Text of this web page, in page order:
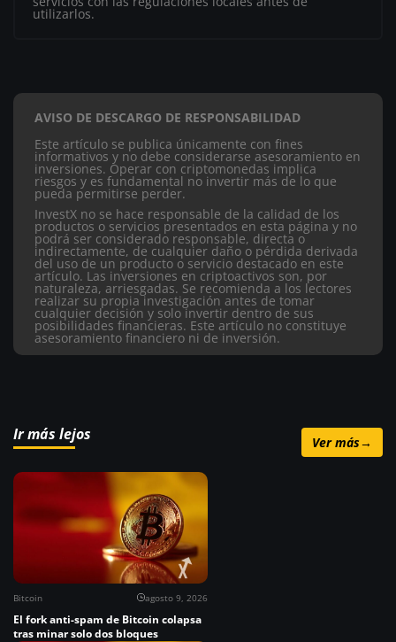
utilizarlos.
AVISO DE DESCARGO DE RESPONSABILIDAD
Este artículo se publica únicamente con fines
informativos y no debe considerarse asesoramiento en
inversiones. Operar con criptomonedas implica
riesgos y es fundamental no invertir más de lo que
pueda permitirse perder.
InvestX no se hace responsable de la calidad de los
productos o servicios presentados en esta página y no
podrá ser considerado responsable, directa o
indirectamente, de cualquier daño o pérdida derivada
del uso de un producto o servicio destacado en este
artículo. Las inversiones en criptoactivos son, por
naturaleza, arriesgadas. Se recomienda a los lectores
realizar su propia investigación antes de tomar
cualquier decisión y solo invertir dentro de sus
posibilidades financieras. Este artículo no constituye
asesoramiento financiero ni de inversión.
Ir más lejos Ver más→
Bitcoin agosto 9, 2026
El fork anti-spam de Bitcoin colapsa
tras minar solo dos bloques